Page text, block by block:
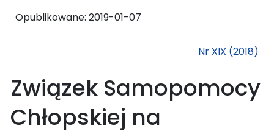
Opublikowane: 2019-01-07
Nr XIX (2018)
Związek Samopomocy
Chłopskiej na